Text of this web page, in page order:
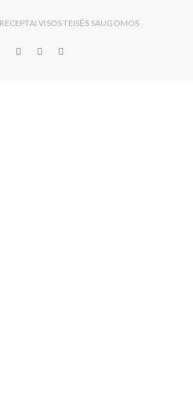
VISOS TEISĖS SAUGOMOS